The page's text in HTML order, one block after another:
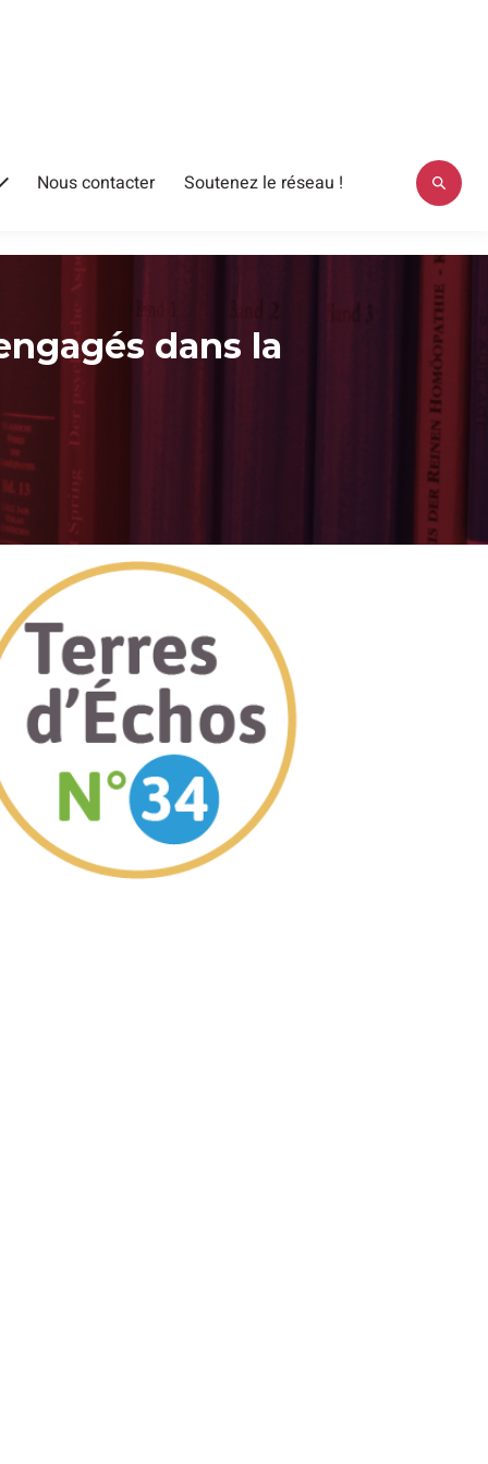
Nous contacter Soutenez le réseau !
dans la